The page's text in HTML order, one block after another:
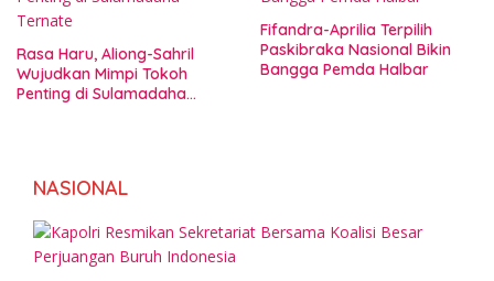
Rasa Haru, Aliong-Sahril
Wujudkan Mimpi Tokoh
Penting di Sulamadaha
Fifandra-Aprilia Terpilih
Paskibraka Nasional Bikin
Bangga Pemda Halbar
NASIONAL